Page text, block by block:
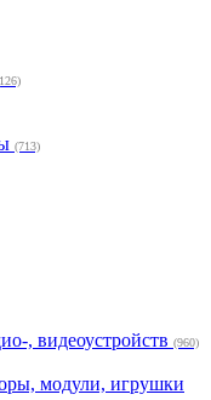
(713)
, видеоустройств (960)
модули, игрушки